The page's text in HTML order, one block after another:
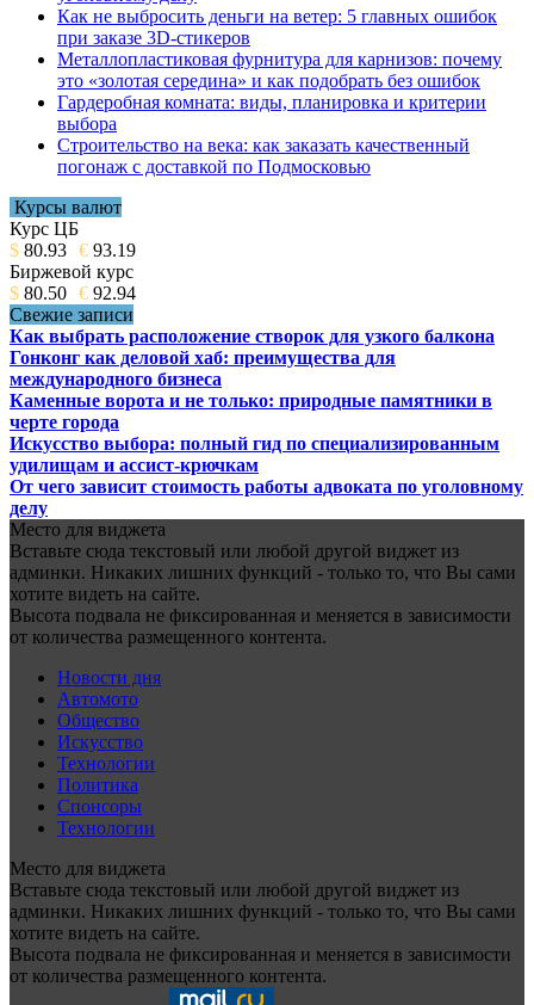
Как не выбросить деньги на ветер: 5 главных ошибок
при заказе 3D-стикеров
Металлопластиковая фурнитура для карнизов: почему
это «золотая середина» и как подобрать без ошибок
Гардеробная комната: виды, планировка и критерии
выбора
Строительство на века: как заказать качественный
погонаж с доставкой по Подмосковью
Курсы валют
Курс ЦБ
$ 80.93 € 93.19
Биржевой курс
$ 80.50 € 92.94
Свежие записи
Как выбрать расположение створок для узкого балкона
Гонконг как деловой хаб: преимущества для
международного бизнеса
Каменные ворота и не только: природные памятники в
черте города
Искусство выбора: полный гид по специализированным
удилищам и ассист-крючкам
От чего зависит стоимость работы адвоката по уголовному
делу
Место для виджета
Вставьте сюда текстовый или любой другой виджет из
админки. Никаких лишних функций - только то, что Вы сами
хотите видеть на сайте.
Высота подвала не фиксированная и меняется в зависимости
от количества размещенного контента.
Новости дня
Автомото
Общество
Искусство
Технологии
Политика
Спонсоры
Технологии
Место для виджета
Вставьте сюда текстовый или любой другой виджет из
админки. Никаких лишних функций - только то, что Вы сами
хотите видеть на сайте.
Высота подвала не фиксированная и меняется в зависимости
от количества размещенного контента.